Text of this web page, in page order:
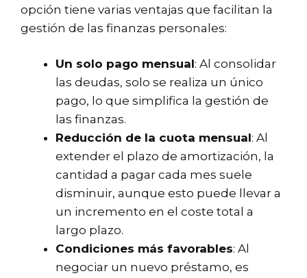
opción tiene varias ventajas que facilitan la
gestión de las finanzas personales:
Un solo pago mensual: Al consolidar
las deudas, solo se realiza un único
pago, lo que simplifica la gestión de
las finanzas.
Reducción de la cuota mensual: Al
extender el plazo de amortización, la
cantidad a pagar cada mes suele
disminuir, aunque esto puede llevar a
un incremento en el coste total a
largo plazo.
Condiciones más favorables: Al
negociar un nuevo préstamo, es